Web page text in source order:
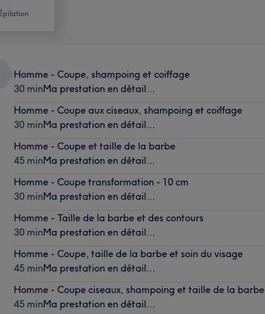
Épilation
Homme - Coupe, shampoing et coiffage
30 minMa prestation en détail...
Homme - Coupe aux ciseaux, shampoing et coiffage
30 minMa prestation en détail...
Homme - Coupe et taille de la barbe
45 minMa prestation en détail...
Homme - Coupe transformation - 10 cm
30 minMa prestation en détail...
Homme - Taille de la barbe et des contours
30 minMa prestation en détail...
Homme - Coupe, taille de la barbe et soin du visage
45 minMa prestation en détail...
Homme - Coupe ciseaux, shampoing et taille de la barbe
45 minMa prestation en détail...